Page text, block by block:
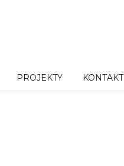
PROJEKTY KONTAKT